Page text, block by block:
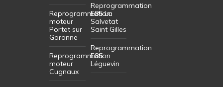
Reprogrammation
moteur
Portet sur
Garonne
Reprogrammation
moteur
Cugnaux
Reprogrammation
E85 La
Salvetat
Saint Gilles
Reprogrammation
E85
Léguevin